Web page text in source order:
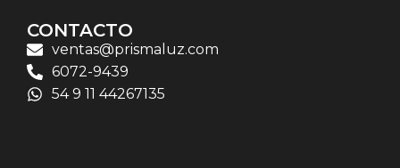
CONTACTO
ventas@prismaluz.com
6072-9439
54 9 11 44267135